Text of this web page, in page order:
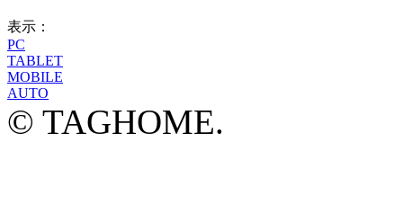
表示：
PC
TABLET
MOBILE
AUTO
© TAGHOME.